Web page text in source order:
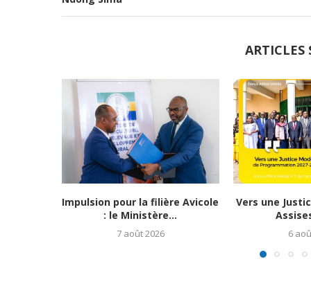
ARTICLES
Impulsion pour la filière Avicole
: le Ministère...
7 août 2026
Vers une
6